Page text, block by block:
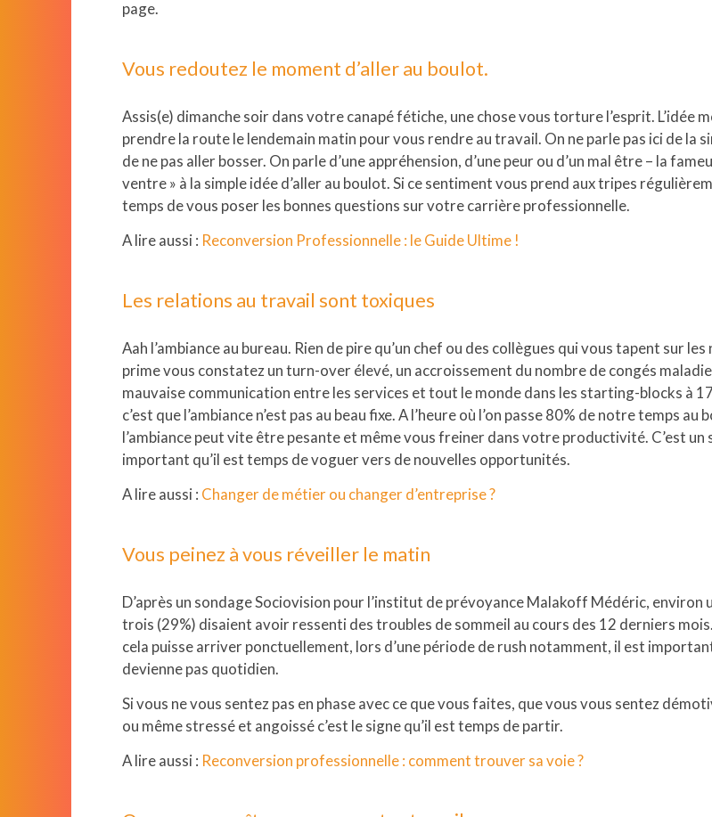
page.
Vous redoutez le moment d’aller au boulot.
Assis(e) dimanche soir dans votre canapé fétiche, une chose vous torture l’esprit. L’idée
prendre la route le lendemain matin pour vous rendre au travail. On ne parle pas ici de la
de ne pas aller bosser. On parle d’une appréhension, d’une peur ou d’un mal être – la
ventre » à la simple idée d’aller au boulot. Si ce sentiment vous prend aux tripes
temps de vous poser les bonnes questions sur votre carrière professionnelle.
A lire aussi : Reconversion Professionnelle : le Guide Ultime !
Les relations au travail sont toxiques
Aah l’ambiance au bureau. Rien de pire qu’un chef ou des collègues qui vous tapent sur les
prime vous constatez un turn-over élevé, un accroissement du nombre de congés
mauvaise communication entre les services et tout le monde dans les starting-blocks à
c’est que l’ambiance n’est pas au beau fixe. A l’heure où l’on passe 80% de notre temps au
l’ambiance peut vite être pesante et même vous freiner dans votre productivité. C’est un
important qu’il est temps de voguer vers de nouvelles opportunités.
A lire aussi : Changer de métier ou changer d’entreprise ?
Vous peinez à vous réveiller le matin
D’après un sondage Sociovision pour l’institut de prévoyance Malakoff Médéric, environ
trois (29%) disaient avoir ressenti des troubles de sommeil au cours des 12 derniers
cela puisse arriver ponctuellement, lors d’une période de rush notamment, il est
devienne pas quotidien.
Si vous ne vous sentez pas en phase avec ce que vous faites, que vous vous sentez
ou même stressé et angoissé c’est le signe qu’il est temps de partir.
A lire aussi : Reconversion professionnelle : comment trouver sa voie ?